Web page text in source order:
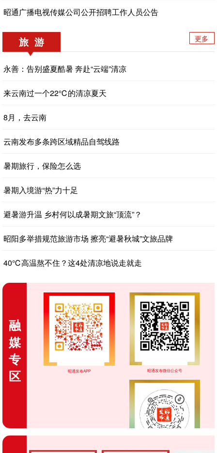
昭通广播电视传媒公司公开招聘工作人员公告
旅 游 更多
永善：告别盛夏酷暑 奔赴“云端”清凉
来云南过一个22℃的清凉夏天
8月，去云南
云南发布多条跨区域精品自驾线路
暑期旅行，保险怎么选
暑期入境游“热”力十足
避暑游升温 乡村何以成暑期文旅“顶流”？
昭阳多举措规范旅游市场 擦亮“避暑秋城”文旅品牌
40℃高温熬不住？这4处清凉地说走就走
融
媒
专
区
昭通发布APP 昭通发布微信公众号